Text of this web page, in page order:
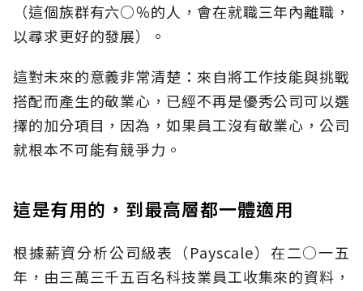
（這個族群有六○％的人，會在就職三年內離職，
以尋求更好的發展）。
這對未來的意義非常清楚：來自將工作技能與挑戰
搭配而產生的敬業心，已經不再是優秀公司可以選
擇的加分項目，因為，如果員工沒有敬業心，公司
就根本不可能有競爭力。
這是有用的，到最高層都一體適用
根據薪資分析公司級表（Payscale）在二○一五
年，由三萬三千五百名科技業員工收集來的資料，